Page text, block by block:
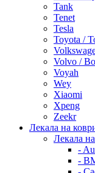
Tank
Tenet
Tesla
Toyota /
Volvo /
Voyah
Wey
Xiaomi
Xpeng
Zeekr
Лекала на
Лекала
-
-